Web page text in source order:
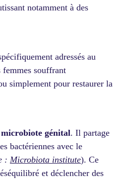
notamment à des
adressés au
souffrant
simplement pour restaurer la
microbiote génital. Il partage
bactériennes avec le
: Microbiota institute). Ce
et déclencher des